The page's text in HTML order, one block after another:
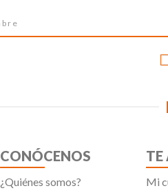
CONÓCENOS
¿Quiénes somos?
TE
Mi